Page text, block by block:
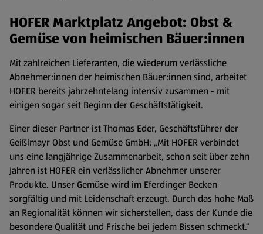
HOFER Marktplatz Angebot: Obst &
Gemüse von heimischen Bäuer:innen
Mit zahlreichen Lieferanten, die wiederum verlässliche
Abnehmer:innen der heimischen Bäuer:innen sind, arbeitet
HOFER bereits jahrzehntelang intensiv zusammen - mit
einigen sogar seit Beginn der Geschäftstätigkeit.
Einer dieser Partner ist Thomas Eder, Geschäftsführer der
Geißlmayr Obst und Gemüse GmbH: „Mit HOFER verbindet
uns eine langjährige Zusammenarbeit, schon seit über zehn
Jahren ist HOFER ein verlässlicher Abnehmer unserer
Produkte. Unser Gemüse wird im Eferdinger Becken
sorgfältig und mit Leidenschaft erzeugt. Durch das hohe Maß
an Regionalität können wir sicherstellen, dass der Kunde die
besondere Qualität und Frische bei jedem Bissen schmeckt.“